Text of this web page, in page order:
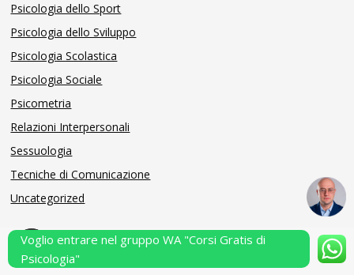
Psicologia dello Sport
Psicologia dello Sviluppo
Psicologia Scolastica
Psicologia Sociale
Psicometria
Relazioni Interpersonali
Sessuologia
Tecniche di Comunicazione
Uncategorized
Powered by Performarsi S.a.s.
Voglio entrare nel gruppo WA "Corsi Gratis di
Psicologia"